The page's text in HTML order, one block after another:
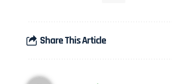
Share This Article